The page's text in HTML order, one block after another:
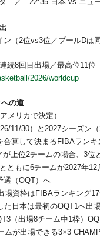
（2位vs3位／プールDは
続8回目出場／最高位11位
2026/worldcup
の道
メリカで決定）
11/30）と2027シーズン
合算して決まるFIBAラン
上位2チームの場合、3位
ともに6チームが2027年12
選（OQT）へ
資格はFIBAランキング17
日本は最初のOQT1へ出
（出場8チーム中1枠）
が出場できる3×3